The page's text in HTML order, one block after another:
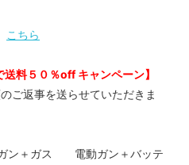
こちら
送料５０％off キャンペーン】
ご返事を送らせていただきま
ン＋ガス 電動ガン＋バッテ